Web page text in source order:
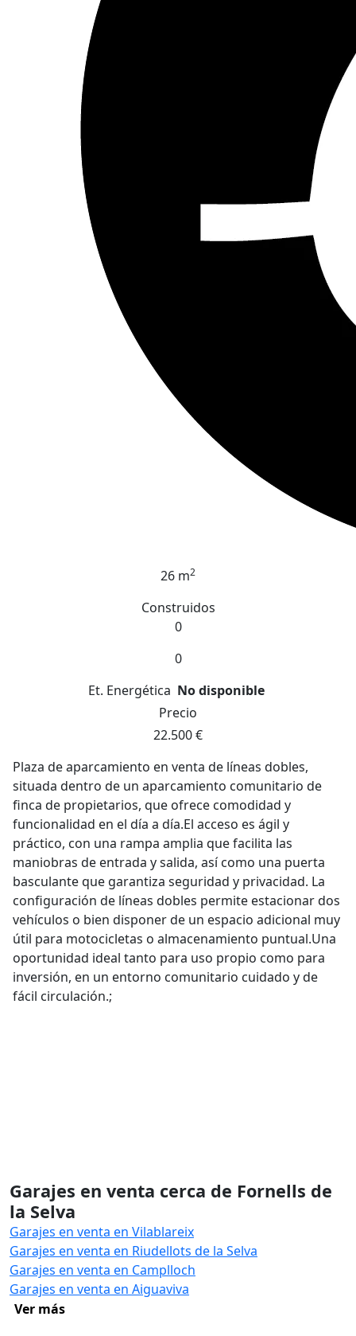
26 m2
Construidos
0
0
Et. Energética No disponible
Precio
22.500 €
Plaza de aparcamiento en venta de líneas dobles,
situada dentro de un aparcamiento comunitario de
finca de propietarios, que ofrece comodidad y
funcionalidad en el día a día.El acceso es ágil y
práctico, con una rampa amplia que facilita las
maniobras de entrada y salida, así como una puerta
basculante que garantiza seguridad y privacidad. La
configuración de líneas dobles permite estacionar dos
vehículos o bien disponer de un espacio adicional muy
útil para motocicletas o almacenamiento puntual.Una
oportunidad ideal tanto para uso propio como para
inversión, en un entorno comunitario cuidado y de
fácil circulación.;
Garajes en venta cerca de Fornells de
la Selva
Garajes en venta en Vilablareix
Garajes en venta en Riudellots de la Selva
Garajes en venta en Camplloch
Garajes en venta en Aiguaviva
Ver más